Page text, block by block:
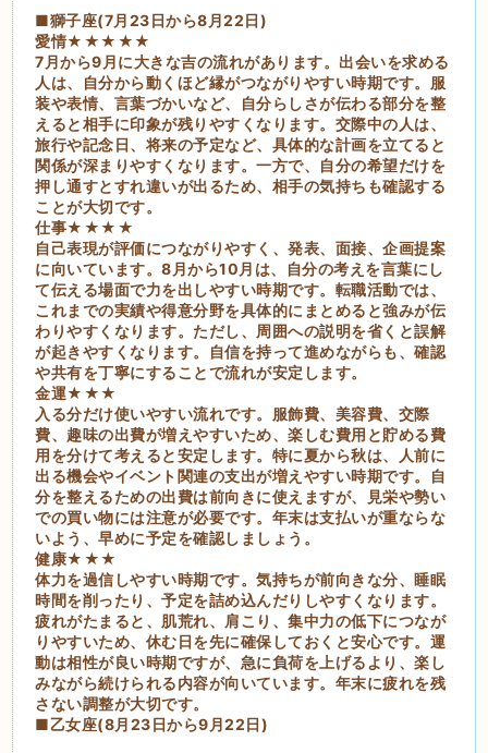
■獅子座(7月23日から8月22日)
愛情★★★★★
7月から9月に大きな吉の流れがあります。出会いを求める
人は、自分から動くほど縁がつながりやすい時期です。服
装や表情、言葉づかいなど、自分らしさが伝わる部分を整
えると相手に印象が残りやすくなります。交際中の人は、
旅行や記念日、将来の予定など、具体的な計画を立てると
関係が深まりやすくなります。一方で、自分の希望だけを
押し通すとすれ違いが出るため、相手の気持ちも確認する
ことが大切です。
仕事★★★★
自己表現が評価につながりやすく、発表、面接、企画提案
に向いています。8月から10月は、自分の考えを言葉にし
て伝える場面で力を出しやすい時期です。転職活動では、
これまでの実績や得意分野を具体的にまとめると強みが伝
わりやすくなります。ただし、周囲への説明を省くと誤解
が起きやすくなります。自信を持って進めながらも、確認
や共有を丁寧にすることで流れが安定します。
金運★★★
入る分だけ使いやすい流れです。服飾費、美容費、交際
費、趣味の出費が増えやすいため、楽しむ費用と貯める費
用を分けて考えると安定します。特に夏から秋は、人前に
出る機会やイベント関連の支出が増えやすい時期です。自
分を整えるための出費は前向きに使えますが、見栄や勢い
での買い物には注意が必要です。年末は支払いが重ならな
いよう、早めに予定を確認しましょう。
健康★★★
体力を過信しやすい時期です。気持ちが前向きな分、睡眠
時間を削ったり、予定を詰め込んだりしやすくなります。
疲れがたまると、肌荒れ、肩こり、集中力の低下につなが
りやすいため、休む日を先に確保しておくと安心です。運
動は相性が良い時期ですが、急に負荷を上げるより、楽し
みながら続けられる内容が向いています。年末に疲れを残
さない調整が大切です。
■乙女座(8月23日から9月22日)